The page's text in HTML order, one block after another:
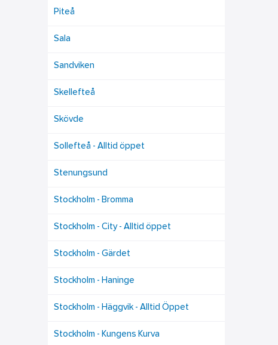
Piteå
Sala
Sandviken
Skellefteå
Skövde
Sollefteå - Alltid öppet
Stenungsund
Stockholm - Bromma
Stockholm - City - Alltid öppet
Stockholm - Gärdet
Stockholm - Haninge
Stockholm - Häggvik - Alltid Öppet
Stockholm - Kungens Kurva